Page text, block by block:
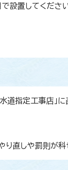
置してくださ
指定工事店」に
直しや罰則が科